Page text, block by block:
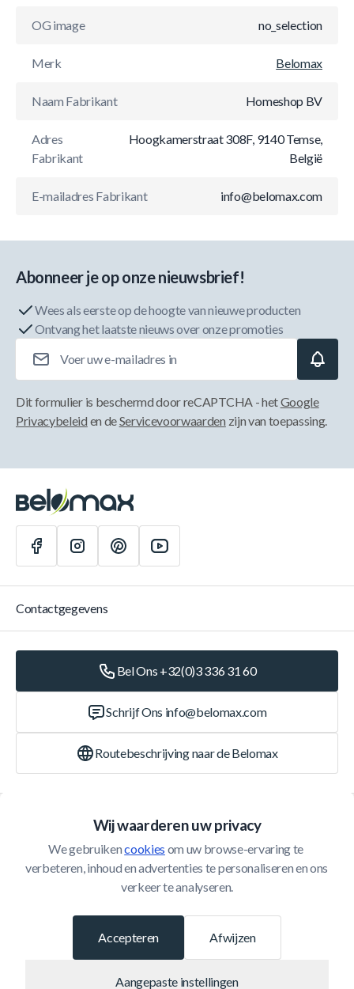
OG image no_selection
Merk Belomax
Naam Fabrikant Homeshop BV
Adres
Fabrikant
Hoogkamerstraat 308F, 9140 Temse,
België
E-mailadres Fabrikant info@belomax.com
Wij waarderen uw privacy
We gebruiken cookies om uw browse-ervaring te
verbeteren, inhoud en advertenties te personaliseren en ons
verkeer te analyseren.
Afwijzen
Aangepaste instellingen
Accepteren
Abonneer je op onze nieuwsbrief!
Wees als eerste op de hoogte van nieuwe producten
Ontvang het laatste nieuws over onze promoties
Dit formulier is beschermd door reCAPTCHA - hetGoogle
Privacybeleid en deServicevoorwaarden zijn van toepassing.
Klantenservice
Contactgegevens
Bel Ons +32(0)3 336 31 60
Schrijf Ons info@belomax.com
Routebeschrijving naar de Belomax